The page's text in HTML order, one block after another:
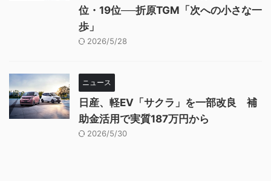
位・19位──折原TGM「次への小さな一
歩」
2026/5/28
ニュース
日産、軽EV「サクラ」を一部改良 補
助金活用で実質187万円から
2026/5/30